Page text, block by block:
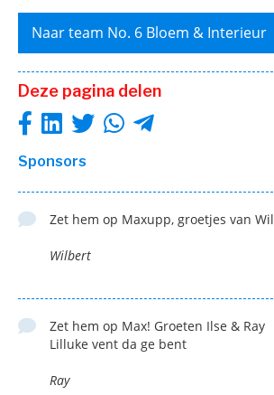
Naar team No. 6 Bloem & Interieur
Deze pagina delen
Sponsors
Zet hem op Maxupp, groetjes van Wil
Wilbert
Zet hem op Max! Groeten Ilse & Ray
Lilluke vent da ge bent
Ray